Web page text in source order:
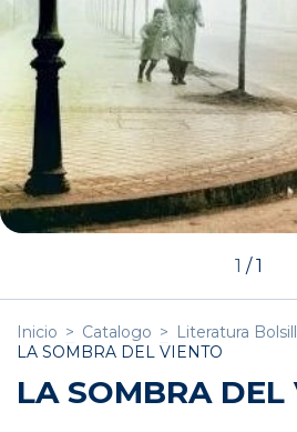
1 /1
Inicio > Catalogo > Literatura
LA SOMBRA DEL VIENTO
LA SOMBRA DEL